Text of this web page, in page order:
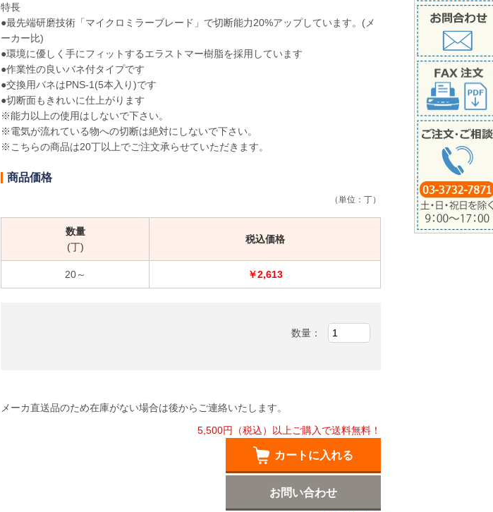
特長
●最先端研磨技術「マイクロミラーブレード」で切断能力20%アップしています。(メ
ーカー比)
●環境に優しく手にフィットするエラストマー樹脂を採用しています
●作業性の良いバネ付タイプです
●交換用バネはPNS-1(5本入り)です
●切断面もきれいに仕上がります
※能力以上の使用はしないで下さい。
※電気が流れている物への切断は絶対にしないで下さい。
※こちらの商品は20丁以上でご注文承らせていただきます。
商品価格
（単位：丁）
数量
(丁)
税込価格
20～ ￥2,613
数量：
メーカ直送品のため在庫がない場合は後からご連絡いたします。
5,500円（税込）以上ご購入で送料無料！
カートに入れる
お問い合わせ